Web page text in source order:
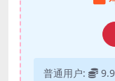
普通用户: